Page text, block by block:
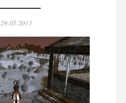
Опубликовано
29.05.2013